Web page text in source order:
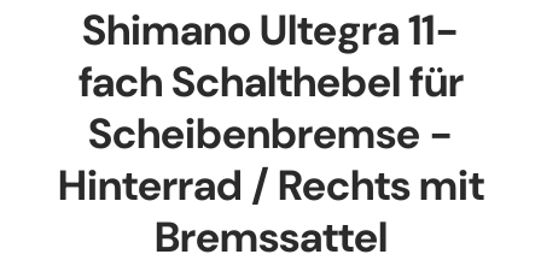
Shimano Ultegra 11-
fach Schalthebel für
Scheibenbremse -
Hinterrad / Rechts mit
Bremssattel